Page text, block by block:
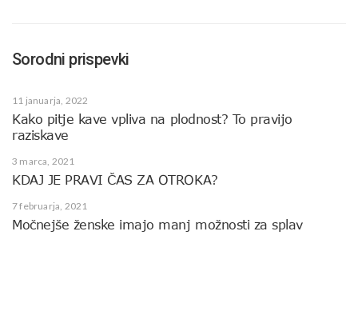
Sorodni prispevki
11 januarja, 2022
Kako pitje kave vpliva na plodnost? To pravijo
raziskave
3 marca, 2021
KDAJ JE PRAVI ČAS ZA OTROKA?
7 februarja, 2021
Močnejše ženske imajo manj možnosti za splav